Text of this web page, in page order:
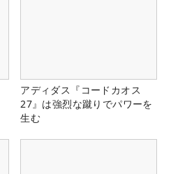
アディダス『コードカオス
27』は強烈な蹴りでパワーを
生む